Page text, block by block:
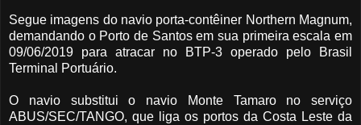
Segue imagens do navio porta-contêiner Northern Magnum,
demandando o Porto de Santos em sua primeira escala em
09/06/2019 para atracar no BTP-3 operado pelo Brasil
Terminal Portuário.
O navio substitui o navio Monte Tamaro no serviço
ABUS/SEC/TANGO, que liga os portos da Costa Leste da